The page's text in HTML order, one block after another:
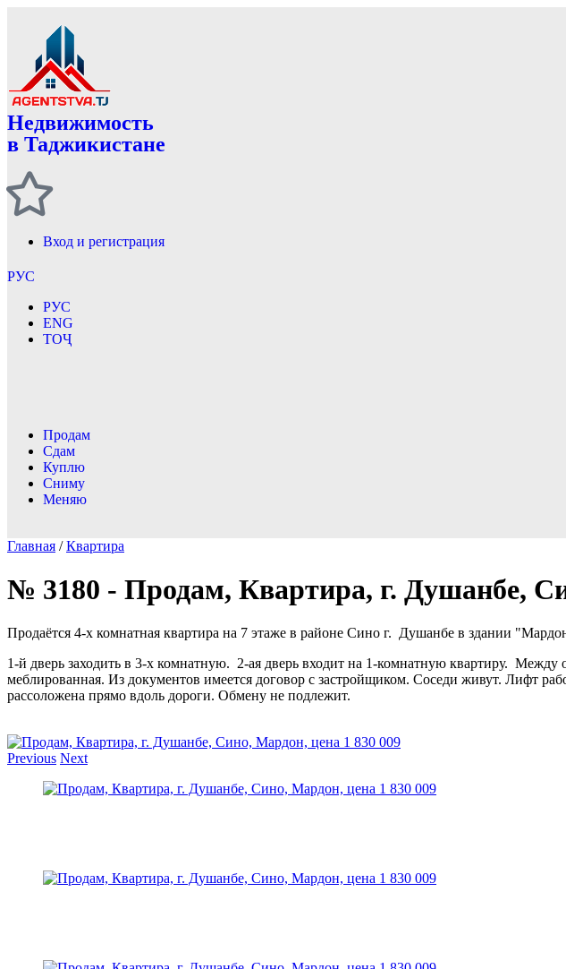
Недвижимость
в Таджикистане
Вход и регистрация
РУС
РУС
ENG
ТОҶ
Продам
Сдам
Куплю
Сниму
Меняю
Главная /Квартира
№ 3180 - Продам, Квартира, г. Душанбе,
Продаётся 4-х комнатная квартира на 7 этаже в районе Сино г. Душанбе в здании
1-й дверь заходить в 3-х комнатную. 2-ая дверь входит на 1-комнатную квартиру.
меблированная. Из документов имеется договор с застройщиком. Соседи живут. Лифт
рассоложена прямо вдоль дороги. Обмену не подлежит.
Previous Next